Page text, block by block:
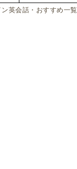
英会話・おすすめ一覧